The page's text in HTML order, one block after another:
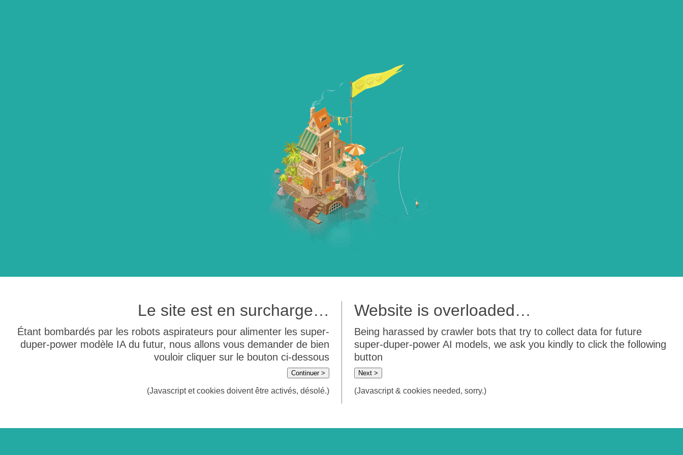
Le site est en surcharge…
Étant bombardés par les robots aspirateurs pour alimenter les super-
duper-power modèle IA du futur, nous allons vous demander de bien
vouloir cliquer sur le bouton ci-dessous
Continuer >
(Javascript et cookies doivent être activés, désolé.)
Website is overloaded…
Being harassed by crawler bots that try to collect data for future
super-duper-power AI models, we ask you kindly to click the following
button
Next >
(Javascript & cookies needed, sorry.)